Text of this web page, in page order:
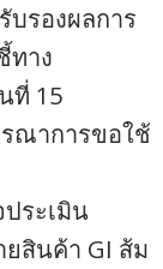
รองผลการ
ทาง
ที่ 15
ณาการขอใช้
ระเมิน
สินค้า GI ส้ม